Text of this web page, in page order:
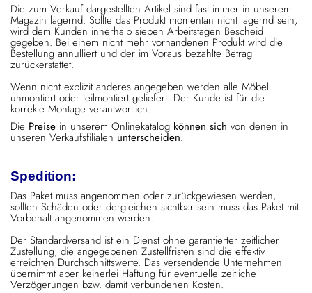
Die zum Verkauf dargestellten Artikel sind fast immer in unserem
Magazin lagernd. Sollte das Produkt momentan nicht lagernd sein,
wird dem Kunden innerhalb sieben Arbeitstagen Bescheid
gegeben. Bei einem nicht mehr vorhandenen Produkt wird die
Bestellung annulliert und der im Voraus bezahlte Betrag
zurückerstattet.
Wenn nicht explizit anderes angegeben werden alle Möbel
unmontiert oder teilmontiert geliefert. Der Kunde ist für die
korrekte Montage verantwortlich.
Die Preise in unserem Onlinekatalog können sich von denen in
unseren Verkaufsfilialen unterscheiden.
Spedition:
Das Paket muss angenommen oder zurückgewiesen werden,
sollten Schäden oder dergleichen sichtbar sein muss das Paket mit
Vorbehalt angenommen werden.
Der Standardversand ist ein Dienst ohne garantierter zeitlicher
Zustellung, die angegebenen Zustellfristen sind die effektiv
erreichten Durchschnittswerte. Das versendende Unternehmen
übernimmt aber keinerlei Haftung für eventuelle zeitliche
Verzögerungen bzw. damit verbundenen Kosten.